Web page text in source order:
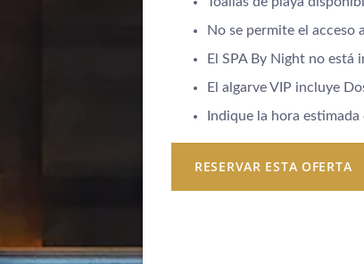
No se permite el acceso
El SPA By Night no está
El algarve VIP incluye
Indique la hora
RESERVAR ESTA OFERTA
PROMOCIONES
HABITACIONES Y SUITES